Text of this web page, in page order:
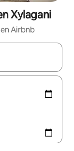
Xylagani
Airbnb
podrás navegar